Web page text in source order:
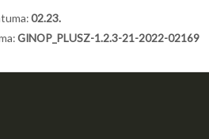
02.23.
GINOP_PLUSZ-1.2.3-21-2022-02169